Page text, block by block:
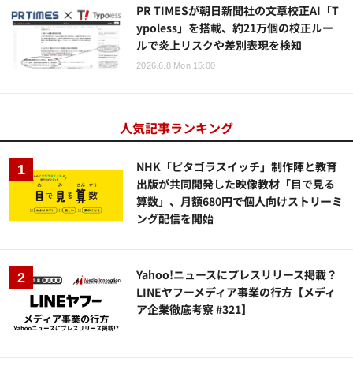
PR TIMESが朝日新聞社の文章校正AI「T
ypoless」を搭載、約21万個の校正ルー
ルで炎上リスクや差別表現を検知
2026.6.8 Mon 15:00
人気記事ランキング
NHK「ピタゴラスイッチ」制作陣と教育
出版が共同開発した映像教材「目で見る
算数」、月額680円で個人向けストリーミ
ング配信を開始
Yahoo!ニュースにプレスリリース掲載？
LINEヤフーメディア事業の行方【メディ
ア企業徹底考察 #321】